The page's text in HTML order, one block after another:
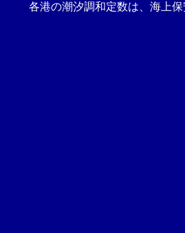
各港の潮汐調和定数は、海上